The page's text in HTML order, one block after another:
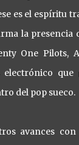
es el espíritu
la presencia
One Pilots,
que
del pop sueco.
avances